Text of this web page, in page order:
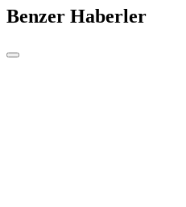
Benzer Haberler